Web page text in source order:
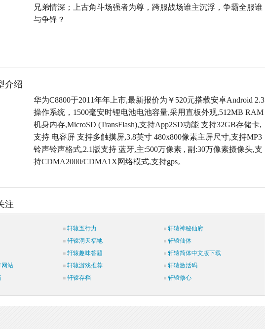
兄弟情深；上古角斗场强者为尊，跨服战场谁主沉浮，争霸全服谁
与争锋？
介绍
华为C8800于2011年年上市,最新报价为￥520元搭载安卓Android 2.3
操作系统，1500毫安时锂电池电池容量,采用直板外观,512MB RAM
机身内存,MicroSD (TransFlash),支持App2SD功能 支持32GB存储卡,
支持 电容屏 支持多触摸屏,3.8英寸 480x800像素主屏尺寸,支持MP3
铃声铃声格式,2.1版支持 蓝牙,主:500万像素 , 副:30万像素摄像头,支
持CDMA2000/CDMA1X网络模式,支持gps。
注
轩辕五行力
轩辕神秘仙府
轩辕洞天福地
轩辕仙体
轩辕趣味答题
轩辕简体中文版下载
网站
轩辕游戏推荐
轩辕激活码
轩辕存档 轩辕修心